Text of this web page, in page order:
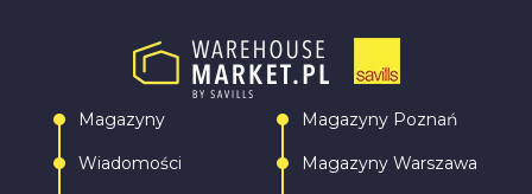
Magazyny
Wiadomości
Magazyny Poznań
Magazyny Warszawa